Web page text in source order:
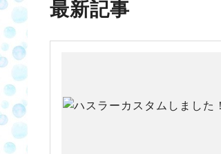
最新記事